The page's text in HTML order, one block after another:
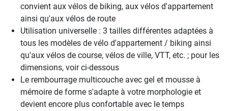
convient aux vélos de biking, aux vélos d'appartement
ainsi qu'aux vélos de route
Utilisation universelle : 3 tailles différentes adaptées à
tous les modèles de vélo d'appartement / biking ainsi
qu'aux vélos de course, vélos de ville, VTT, etc. ; pour les
dimensions, voir ci-dessous
Le rembourrage multicouche avec gel et mousse à
mémoire de forme s'adapte à votre morphologie et
devient encore plus confortable avec le temps